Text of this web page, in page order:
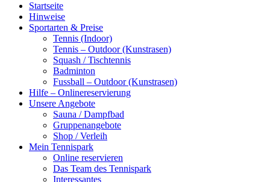
Startseite
Hinweise
Sportarten & Preise
Tennis (Indoor)
Tennis – Outdoor (Kunstrasen)
Squash / Tischtennis
Badminton
Fussball – Outdoor (Kunstrasen)
Hilfe – Onlinereservierung
Unsere Angebote
Sauna / Dampfbad
Gruppenangebote
Shop / Verleih
Mein Tennispark
Online reservieren
Das Team des Tennispark
Interessantes